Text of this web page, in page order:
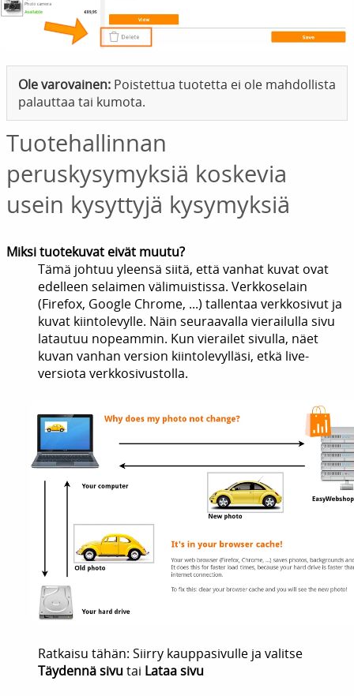
Ole varovainen: Poistettua tuotetta ei ole mahdollista
palauttaa tai kumota.
Tuotehallinnan
peruskysymyksiä koskevia
usein kysyttyjä kysymyksiä
Miksi tuotekuvat eivät muutu?
Tämä johtuu yleensä siitä, että vanhat kuvat ovat
edelleen selaimen välimuistissa. Verkkoselain
(Firefox, Google Chrome, ...) tallentaa verkkosivut ja
kuvat kiintolevylle. Näin seuraavalla vierailulla sivu
latautuu nopeammin. Kun vierailet sivulla, näet
kuvan vanhan version kiintolevylläsi, etkä live-
versiota verkkosivustolla.
Ratkaisu tähän: Siirry kauppasivulle ja valitse
Täydennä sivutai Lataa sivu